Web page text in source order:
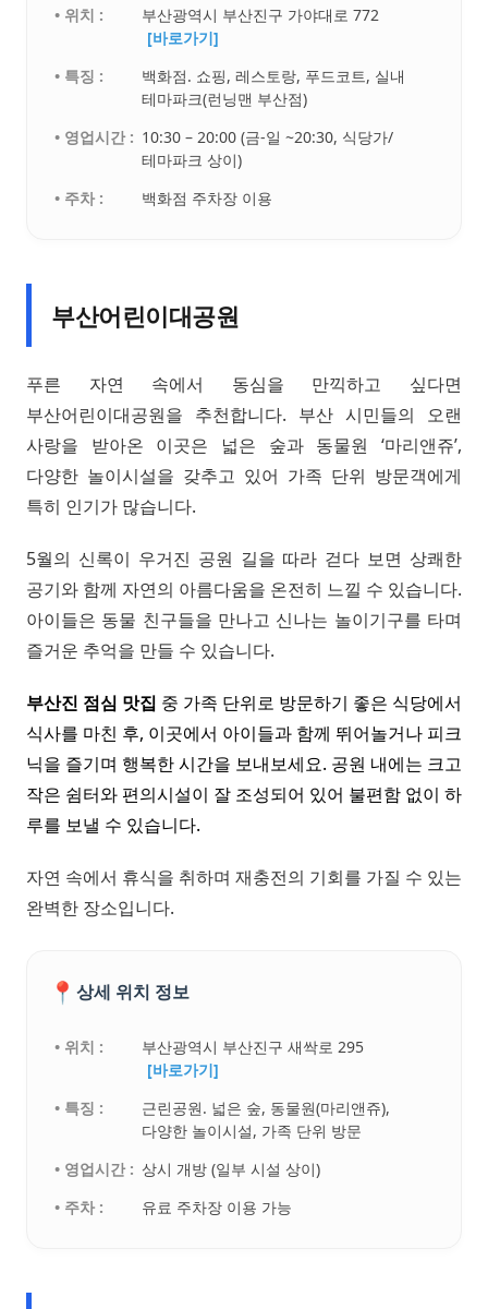
• 위치 :
부산광역시 부산진구 가야대로 772
[바로가기]
• 특징 :
백화점. 쇼핑, 레스토랑, 푸드코트, 실내
테마파크(런닝맨 부산점)
• 영업시간 : 10:30 – 20:00 (금-일 ~20:30, 식당가/
테마파크 상이)
• 주차 :
백화점 주차장 이용
부산어린이대공원
푸른 자연 속에서 동심을 만끽하고 싶다면
부산어린이대공원을 추천합니다. 부산 시민들의 오랜
사랑을 받아온 이곳은 넓은 숲과 동물원 ‘마리앤쥬’,
다양한 놀이시설을 갖추고 있어 가족 단위 방문객에게
특히 인기가 많습니다.
5월의 신록이 우거진 공원 길을 따라 걷다 보면 상쾌한
공기와 함께 자연의 아름다움을 온전히 느낄 수 있습니다.
아이들은 동물 친구들을 만나고 신나는 놀이기구를 타며
즐거운 추억을 만들 수 있습니다.
부산진 점심 맛집 중 가족 단위로 방문하기 좋은 식당에서
식사를 마친 후, 이곳에서 아이들과 함께 뛰어놀거나 피크
닉을 즐기며 행복한 시간을 보내보세요. 공원 내에는 크고
작은 쉼터와 편의시설이 잘 조성되어 있어 불편함 없이 하
루를 보낼 수 있습니다.
자연 속에서 휴식을 취하며 재충전의 기회를 가질 수 있는
완벽한 장소입니다.
📍 상세 위치 정보
• 위치 :
부산광역시 부산진구 새싹로 295
[바로가기]
• 특징 :
근린공원. 넓은 숲, 동물원(마리앤쥬),
다양한 놀이시설, 가족 단위 방문
• 영업시간 : 상시 개방 (일부 시설 상이)
• 주차 :
유료 주차장 이용 가능